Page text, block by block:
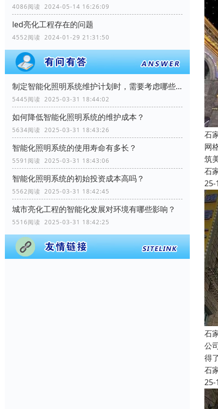
4086阅读 2024-05-14 16:26:09
led亮化工程存在的问题
4552阅读 2024-01-29 21:31:50
制定智能化照明系统维护计划时，需要考虑哪些因素？
5445阅读 2025-03-31 18:44:02
如何降低智能化照明系统的维护成本？
5634阅读 2025-03-31 18:43:26
智能化照明系统的使用寿命有多长？
5591阅读 2025-03-31 18:43:06
智能化照明系统的初始投资成本高吗？
5562阅读 2025-03-31 18:42:45
城市亮化工程的智能化发展对环境有哪些影响？
5516阅读 2025-03-31 18:42:25
石
网
筑
石
25-
石
公
得
石
25-